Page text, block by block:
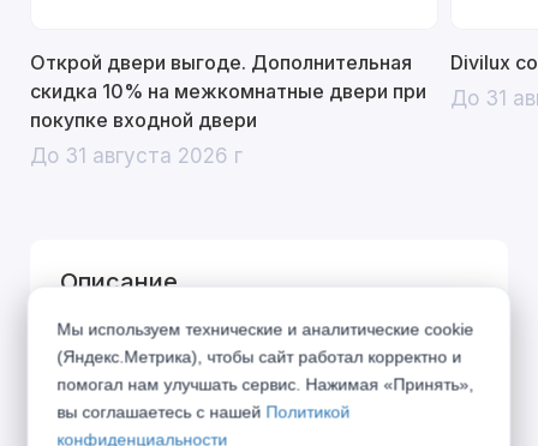
Открой двери выгоде. Дополнительная
скидка 10% на межкомнатные двери при
покупке входной двери
До 31 августа 2026 г
Divilux
До 31
Описание
Город дышит, город живёт по своим
правилам... Представляем Вашему вниманию
коллекцию «URBAN», вобравшую в себя дух
современного мегаполиса. Символы города в
Мы используем технические и аналитические cookie
(Яндекс.Метрика), чтобы сайт работал корректно и
помогал нам улучшать сервис. Нажимая «Принять»,
вы соглашаетесь с нашей Политикой
конфиденциальности